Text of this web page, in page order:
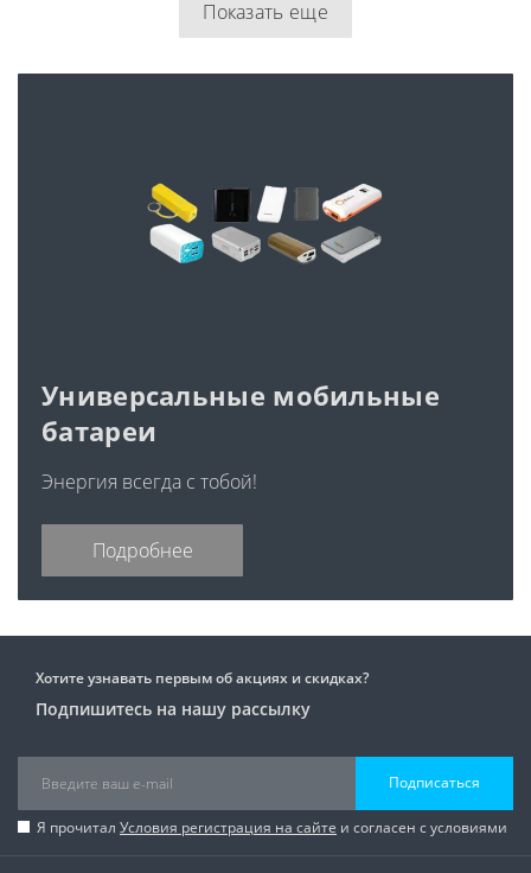
Показать еще
Универсальные мобильные
батареи
Энергия всегда с тобой!
Подробнее
Хотите узнавать первым об акциях и скидках?
Подпишитесь на нашу рассылку
Подписаться
Я прочитал Условия регистрация на сайте и согласен с условиями